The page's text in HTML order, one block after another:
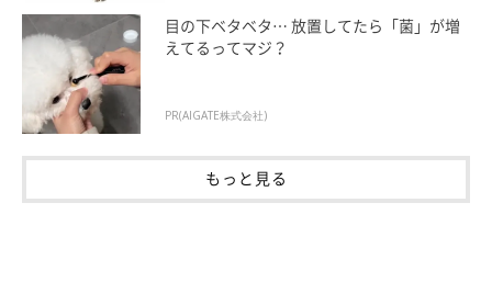
目の下ベタベタ… 放置してたら「菌」が増
えてるってマジ？
PR(AIGATE株式会社)
もっと見る